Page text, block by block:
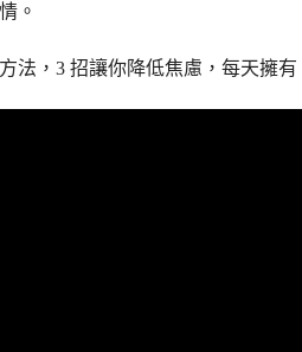
。
法，3 招讓你降低焦慮，每天擁有